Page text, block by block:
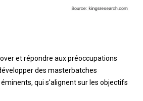
et répondre aux préoccupations
des masterbatches
qui s'alignent sur les objectifs